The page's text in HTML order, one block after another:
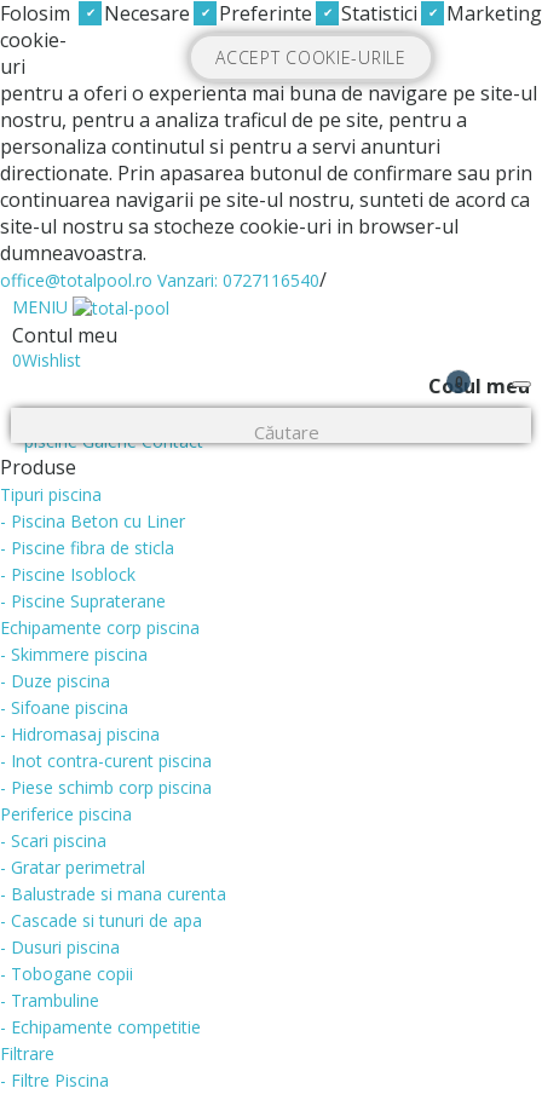
Necesare Preferinte Statistici Marketing
ACCEPT COOKIE-URILE
Folosim
cookie-
uri
pentru a oferi o experienta mai buna de navigare pe site-ul
nostru, pentru a analiza traficul de pe site, pentru a
personaliza continutul si pentru a servi anunturi
directionate. Prin apasarea butonul de confirmare sau prin
continuarea navigarii pe site-ul nostru, sunteti de acord ca
site-ul nostru sa stocheze cookie-uri in browser-ul
dumneavoastra.
office@totalpool.ro Vanzari: 0727116540/
MENIU
Contul meu
0Wishlist
0
Cosul meu
Acasa Despre noi Executie piscine Intretinere piscine Placare
piscine Galerie Contact
Produse
Tipuri piscina
- Piscina Beton cu Liner
- Piscine fibra de sticla
- Piscine Isoblock
- Piscine Supraterane
Echipamente corp piscina
- Skimmere piscina
- Duze piscina
- Sifoane piscina
- Hidromasaj piscina
- Inot contra-curent piscina
- Piese schimb corp piscina
Periferice piscina
- Scari piscina
- Gratar perimetral
- Balustrade si mana curenta
- Cascade si tunuri de apa
- Dusuri piscina
- Tobogane copii
- Trambuline
- Echipamente competitie
Filtrare
- Filtre Piscina